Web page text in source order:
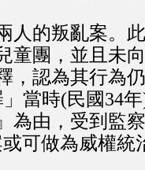
的叛亂案。
童團，並且未
認為其行為
當時(民國34
由，受到監察
可做為威權統